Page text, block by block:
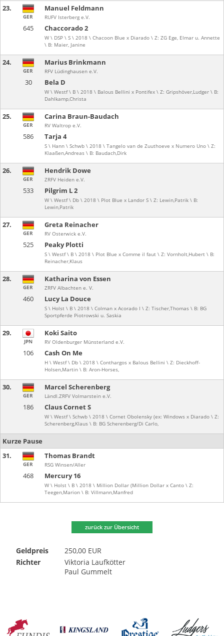
23.
645 Chaccorado 2
W \ DSP \ S \ 2018 \ Chacoon Blue x Diarado \ Z: ZG Ege, Elmar u. Annette
\ B: Maier, Janine
GER
Manuel Feldmann
RUFV Isterberg e.V.
24.
30 Bela D
W \ Westf \ B \ 2018 \ Balous Bellini x Pontifex \ Z: Gripshöver,Ludger \ B:
Dahlkamp,Christa
GER
Marius Brinkmann
RFV Lüdinghausen e.V.
25.
586 Tarja 4
S \ Hann \ Schwb \ 2018 \ Tangelo van de Zuuthoeve x Numero Uno \ Z:
Klaaßen,Andreas \ B: Baudach,Dirk
GER
Carina Braun-Baudach
RV Waltrop e.V.
26.
533 Pilgrim L 2
W \ Westf \ Db \ 2018 \ Plot Blue x Landor S \ Z: Lewin,Patrik \ B:
Lewin,Patrik
GER
Hendrik Dowe
ZRFV Heiden e.V.
27.
525 Peaky Plotti
S \ Westf \ B \ 2018 \ Plot Blue x Comme il faut \ Z: Vornholt,Hubert \ B:
Reinacher,Klaus
GER
Greta Reinacher
RV Osterwick e.V.
28.
460 Lucy La Douce
S \ Holst \ B \ 2018 \ Colman x Acorado I \ Z: Tischer,Thomas \ B: BG
Sportpferde Piotrowski u. Saskia
GER
Katharina von Essen
ZRFV Albachten e. V.
29.
106 Cash On Me
H \ Westf \ Db \ 2018 \ Conthargos x Balous Bellini \ Z: Dieckhoff-
Holsen,Martin \ B: Aron-Horses,
JPN
Koki Saito
RV Oldenburger Münsterland e.V.
30.
186 Claus Cornet S
W \ Westf \ Schwb \ 2018 \ Cornet Obolensky (ex: Windows x Diarado \ Z:
Scherenberg,Klaus \ B: BG Scherenberg/Di Carlo,
GER
Marcel Scherenberg
Ländl.ZRFV Volmarstein e.V.
Kurze Pause
31.
468 Mercury 16
W \ Holst \ B \ 2018 \ Million Dollar (Million Dollar x Canto \ Z:
Teegen,Marion \ B: Villmann,Manfred
GER
Thomas Brandt
RSG Winsen/Aller
zurück zur Übersicht
Geldpreis
250,00 EUR
Richter
Viktoria Laufkötter
Paul Gummelt